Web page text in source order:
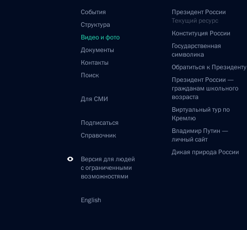
События
Структура
Видео и фото
Документы
Контакты
Поиск
Для СМИ
Подписаться
Справочник
Версия для людей
с ограниченными
возможностями
English
Президент России
Текущий ресурс
Конституция России
Государственная
символика
Обратиться к Президенту
Президент России —
гражданам школьного
возраста
Виртуальный тур по
Кремлю
Владимир Путин —
личный сайт
Дикая природа России